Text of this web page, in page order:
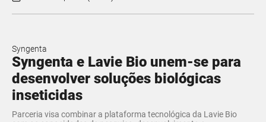
Syngenta
Syngenta e Lavie Bio unem-se para
desenvolver soluções biológicas
inseticidas
Parceria visa combinar a plataforma tecnológica da Lavie Bio